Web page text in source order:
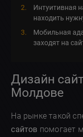
Интуитивная
находить
Мобильная
заходят на
Дизайн
Молдове
На рынке такой
сайтов помогает